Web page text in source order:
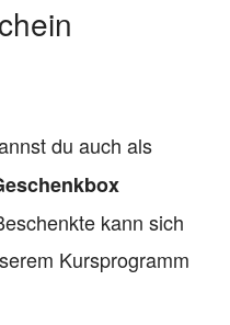
du auch als
kann sich
Kursprogramm